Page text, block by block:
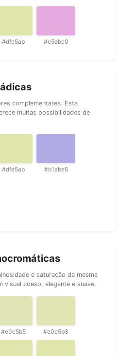
#dfe5ab #e5abe0
complementares. Esta
muitas possibilidades de
#dfe5ab #b1abe5
e saturação da mesma
visual coeso, elegante e suave.
#e0e5b5 #e0e5b3